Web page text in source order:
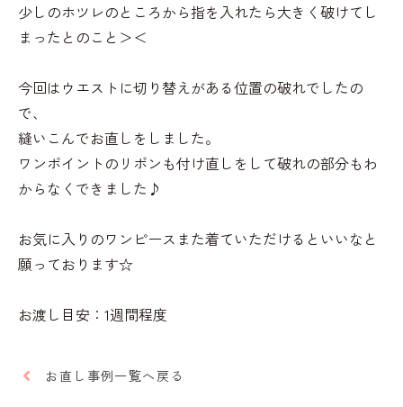
少しのホツレのところから指を入れたら大きく破けてし
まったとのこと＞＜
今回はウエストに切り替えがある位置の破れでしたの
で、
縫いこんでお直しをしました。
ワンポイントのリボンも付け直しをして破れの部分もわ
からなくできました♪
お気に入りのワンピースまた着ていただけるといいなと
願っております☆
お渡し目安：1週間程度
お直し事例一覧へ戻る